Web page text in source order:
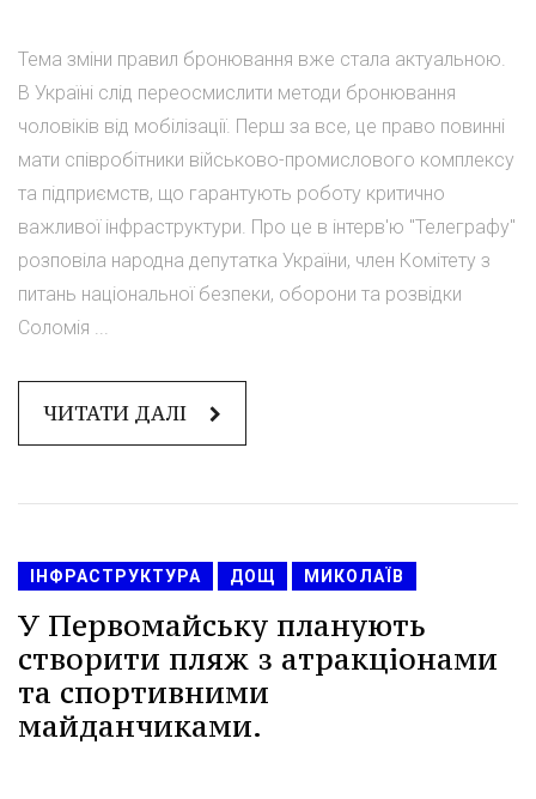
Тема зміни правил бронювання вже стала актуальною.
В Україні слід переосмислити методи бронювання
чоловіків від мобілізації. Перш за все, це право повинні
мати співробітники військово-промислового комплексу
та підприємств, що гарантують роботу критично
важливої інфраструктури. Про це в інтерв'ю "Телеграфу"
розповіла народна депутатка України, член Комітету з
питань національної безпеки, оборони та розвідки
Соломія ...
ЧИТАТИ ДАЛІ
ІНФРАСТРУКТУРА ДОЩ МИКОЛАЇВ
У Первомайську планують
створити пляж з атракціонами
та спортивними
майданчиками.